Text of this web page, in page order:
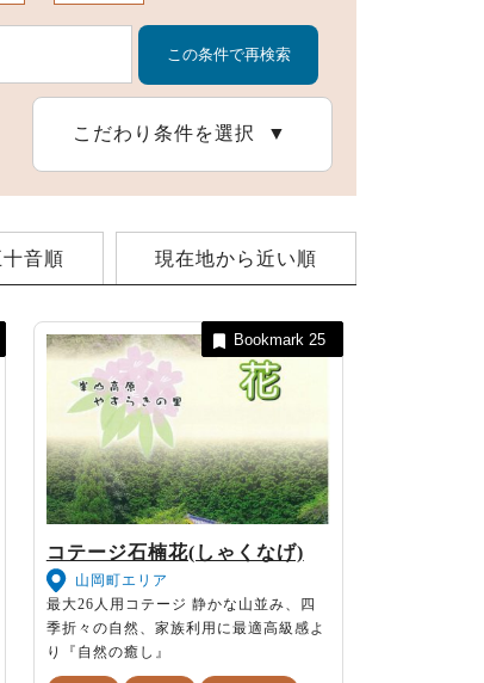
コテージ石楠花(しゃくなげ)
山岡町エリア
最大26人用コテージ 静かな山並み、四
季折々の自然、家族利用に最適高級感よ
り『自然の癒し』
Bookmark 25
こだわり条件を選択
十音順 現在地から近い順